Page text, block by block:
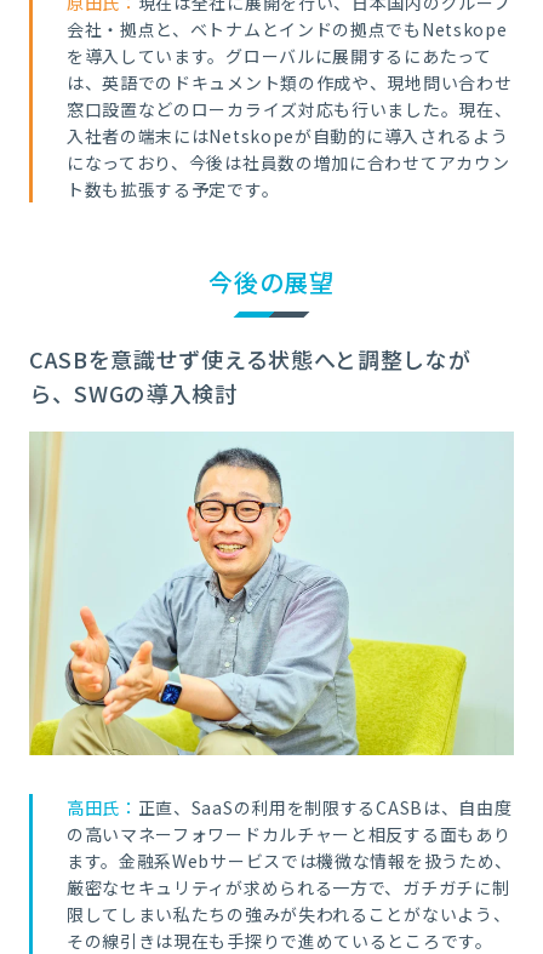
会社・拠点と、ベトナムとインドの拠点でもNetskope
を導入しています。グローバルに展開するにあたって
は、英語でのドキュメント類の作成や、現地問い合わせ
窓口設置などのローカライズ対応も行いました。現在、
入社者の端末にはNetskopeが自動的に導入されるよう
になっており、今後は社員数の増加に合わせてアカウン
ト数も拡張する予定です。
今後の展望
CASBを意識せず使える状態へと調整しなが
ら、SWGの導入検討
高田氏： 正直、SaaSの利用を制限するCASBは、自由度
の高いマネーフォワードカルチャーと相反する面もあり
ます。金融系Webサービスでは機微な情報を扱うため、
厳密なセキュリティが求められる一方で、ガチガチに制
限してしまい私たちの強みが失われることがないよう、
その線引きは現在も手探りで進めているところです。